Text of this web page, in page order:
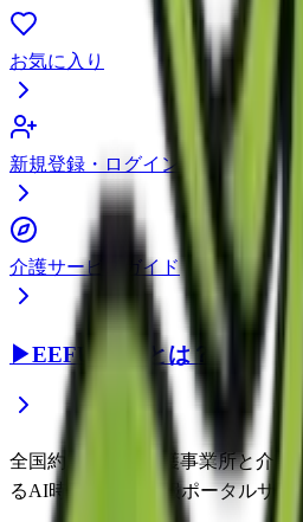
お気に入り
新規登録・ログイン
介護サービスガイド
▶EEFUL DBとは？
全国約22万件の介護事業所と介護
るAI時代の介護情報ポータルサイ